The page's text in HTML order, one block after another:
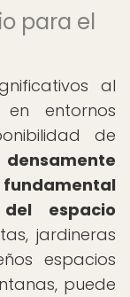
para el
al
entornos
de
espacio
jardineras
espacios
puede